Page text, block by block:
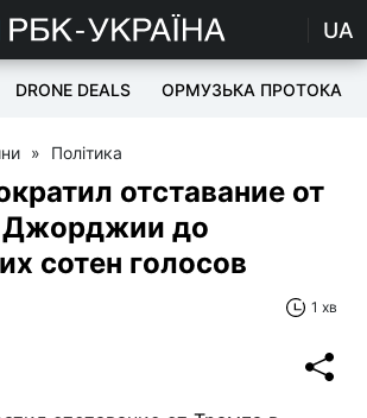
UA
DRONE DEALS ОРМУЗЬКА ПРОТОКА
» Політика
отставание от
Джорджии до
сотен голосов
1 хв